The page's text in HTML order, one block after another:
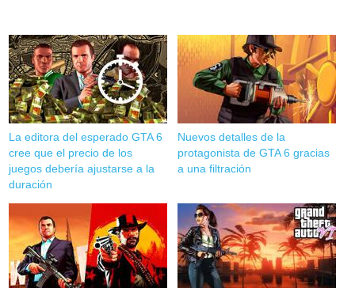
La editora del esperado GTA 6
cree que el precio de los
juegos debería ajustarse a la
duración
Nuevos detalles de la
protagonista de GTA 6 gracias
a una filtración